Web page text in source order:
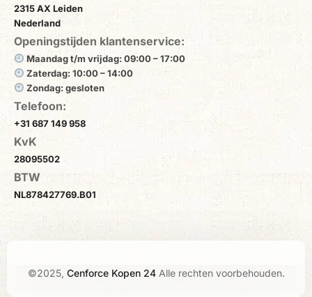
2315 AX Leiden
Nederland
Openingstijden klantenservice:
Maandag t/m vrijdag: 09:00 – 17:00
Zaterdag: 10:00 – 14:00
Zondag: gesloten
Telefoon:
+31 687 149 958
KvK
28095502
BTW
NL878427769.B01
©2025, Cenforce Kopen 24 Alle rechten voorbehouden.